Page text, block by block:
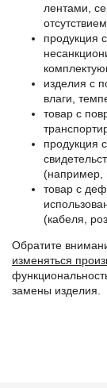
лентами,
продукция
изделия с
влаги,
товар с
продукция
(например,
товар с
(кабеля,
Обратите
изменяться
замены изделия.